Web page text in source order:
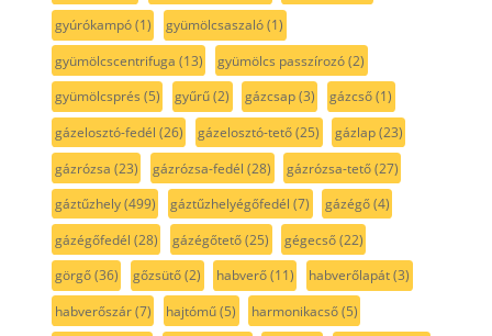
gyúrókampó(1) gyümölcsaszaló(1)
gyümölcscentrifuga (13) gyümölcs passzírozó(2)
gyümölcsprés (5) gyűrű(2) gázcsap(3) gázcső(1)
gázelosztó-fedél (26) gázelosztó-tető(25) gázlap(23)
gázrózsa (23) gázrózsa-fedél (28) gázrózsa-tető(27)
gáztűzhely(499) gáztűzhelyégőfedél (7) gázégő(4)
gázégőfedél (28) gázégőtető(25) gégecső(22)
görgő(36) gőzsütő(2) habverő(11) habverőlapát(3)
habverőszár(7) hajtómű(5) harmonikacső(5)